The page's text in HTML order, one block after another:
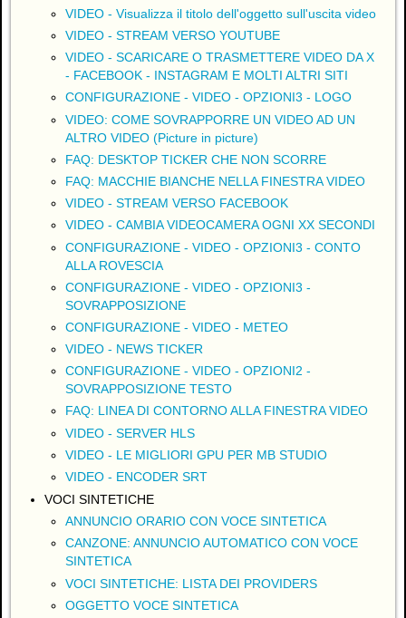
VIDEO - Visualizza il titolo dell'oggetto sull'uscita video
VIDEO - STREAM VERSO YOUTUBE
VIDEO - SCARICARE O TRASMETTERE VIDEO DA X
- FACEBOOK - INSTAGRAM E MOLTI ALTRI SITI
CONFIGURAZIONE - VIDEO - OPZIONI3 - LOGO
VIDEO: COME SOVRAPPORRE UN VIDEO AD UN
ALTRO VIDEO (Picture in picture)
FAQ: DESKTOP TICKER CHE NON SCORRE
FAQ: MACCHIE BIANCHE NELLA FINESTRA VIDEO
VIDEO - STREAM VERSO FACEBOOK
VIDEO - CAMBIA VIDEOCAMERA OGNI XX SECONDI
CONFIGURAZIONE - VIDEO - OPZIONI3 - CONTO
ALLA ROVESCIA
CONFIGURAZIONE - VIDEO - OPZIONI3 -
SOVRAPPOSIZIONE
CONFIGURAZIONE - VIDEO - METEO
VIDEO - NEWS TICKER
CONFIGURAZIONE - VIDEO - OPZIONI2 -
SOVRAPPOSIZIONE TESTO
FAQ: LINEA DI CONTORNO ALLA FINESTRA VIDEO
VIDEO - SERVER HLS
VIDEO - LE MIGLIORI GPU PER MB STUDIO
VIDEO - ENCODER SRT
VOCI SINTETICHE
ANNUNCIO ORARIO CON VOCE SINTETICA
CANZONE: ANNUNCIO AUTOMATICO CON VOCE
SINTETICA
VOCI SINTETICHE: LISTA DEI PROVIDERS
OGGETTO VOCE SINTETICA